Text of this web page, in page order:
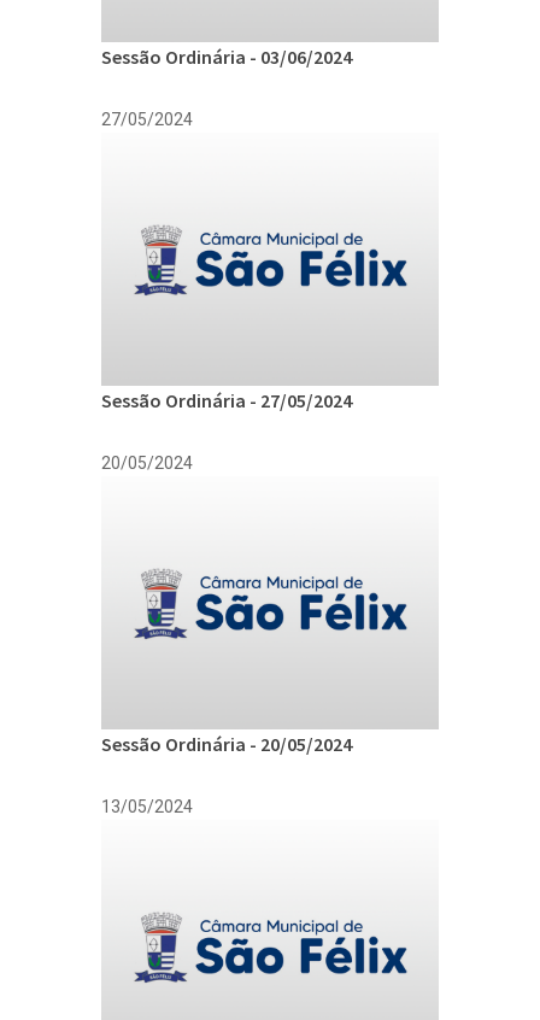
Sessão Ordinária - 03/06/2024
27/05/2024
Sessão Ordinária - 27/05/2024
20/05/2024
Sessão Ordinária - 20/05/2024
13/05/2024